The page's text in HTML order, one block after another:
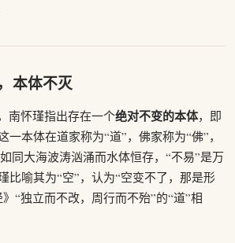
本体不灭
南怀瑾指出存在一个绝对不变的本体，即
本体在道家称为“道”，佛家称为“佛”，
同大海波涛汹涌而水体恒存，“不易”是万
比喻其为“空”，认为“空变不了，那是形
“独立而不改，周行而不殆”的“道”相